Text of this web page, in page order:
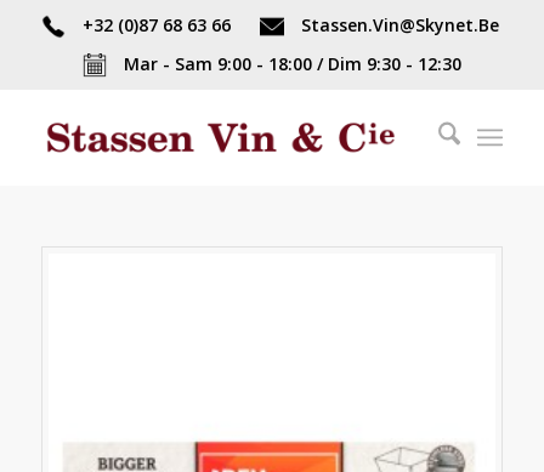
+32 (0)87 68 63 66
Stassen.Vin@Skynet.Be
Mar - Sam 9:00 - 18:00 / Dim 9:30 - 12:30